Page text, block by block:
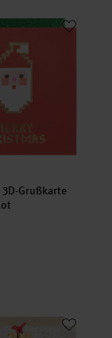
3D-Grußkarte
Grußkarte
Acrylanhänger
Grußkarte Sterne